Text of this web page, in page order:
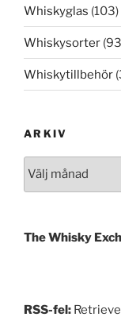
Whiskyglas (103)
Whiskysorter
Whiskytillbehör
ARKIV
The Whisky
RSS-fel: